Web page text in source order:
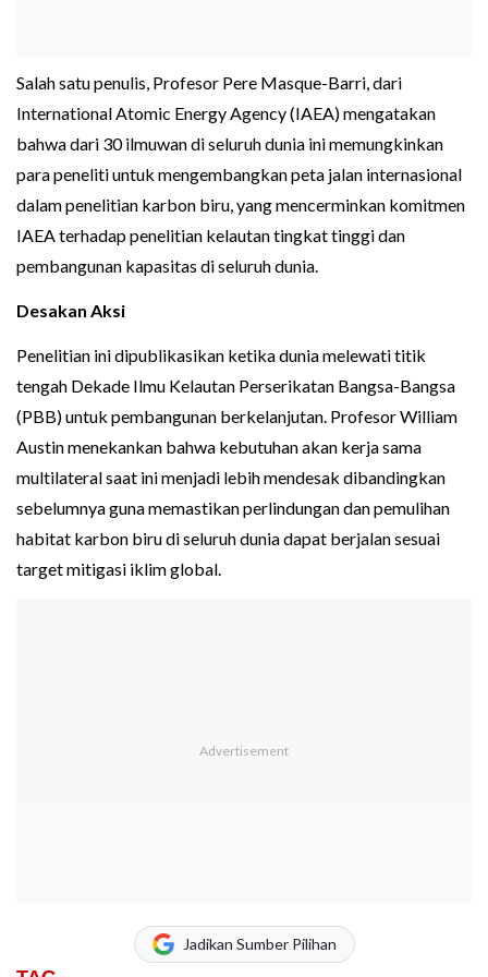
Salah satu penulis, Profesor Pere Masque-Barri, dari
International Atomic Energy Agency (IAEA) mengatakan
bahwa dari 30 ilmuwan di seluruh dunia ini memungkinkan
para peneliti untuk mengembangkan peta jalan internasional
dalam penelitian karbon biru, yang mencerminkan komitmen
IAEA terhadap penelitian kelautan tingkat tinggi dan
pembangunan kapasitas di seluruh dunia.
Desakan Aksi
Penelitian ini dipublikasikan ketika dunia melewati titik
tengah Dekade Ilmu Kelautan Perserikatan Bangsa-Bangsa
(PBB) untuk pembangunan berkelanjutan. Profesor William
Austin menekankan bahwa kebutuhan akan kerja sama
multilateral saat ini menjadi lebih mendesak dibandingkan
sebelumnya guna memastikan perlindungan dan pemulihan
habitat karbon biru di seluruh dunia dapat berjalan sesuai
target mitigasi iklim global.
Jadikan Sumber Pilihan